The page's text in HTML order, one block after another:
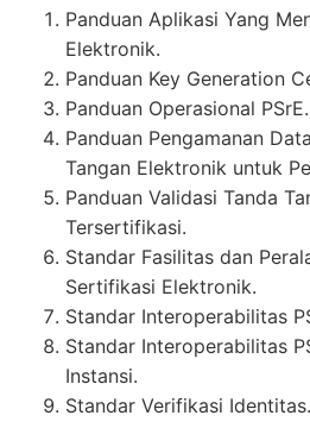
Panduan Aplikasi Yang
Elektronik.
Panduan Key Generation
Panduan Operasional PSrE.
Panduan Pengamanan
Tangan Elektronik untuk
Panduan Validasi Tanda
Tersertifikasi.
Standar Fasilitas dan
Sertifikasi Elektronik.
Standar Interoperabilitas
Standar Interoperabilitas
Instansi.
Standar Verifikasi Identitas.